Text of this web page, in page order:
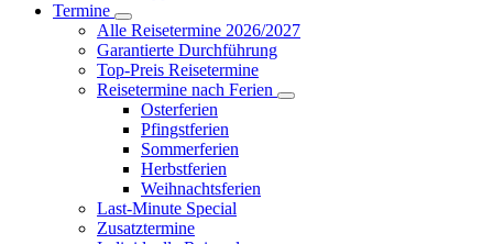
Termine
Alle Reisetermine 2026/2027
Garantierte Durchführung
Top-Preis Reisetermine
Reisetermine nach Ferien
Osterferien
Pfingstferien
Sommerferien
Herbstferien
Weihnachtsferien
Last-Minute Special
Zusatztermine